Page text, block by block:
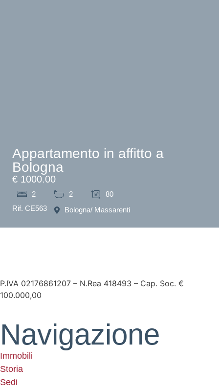
Appartamento in affitto a
Bologna
€ 1000.00
2 2
80
Rif. CE563
Bologna/ Massarenti
P.IVA 02176861207 – N.Rea 418493 – Cap. Soc. €
100.000,00
Navigazione
Immobili
Storia
Sedi